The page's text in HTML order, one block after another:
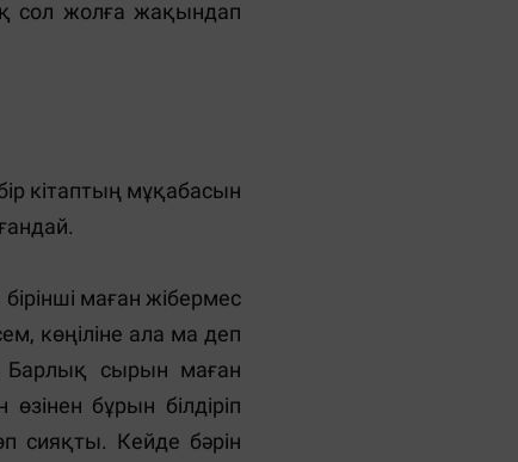
сол жолға жақындап
кітаптың мұқабасын
маған жібермес
көңіліне ала ма деп
Барлық сырын маған
бұрын білдіріп
сияқты. Кейде бәрін